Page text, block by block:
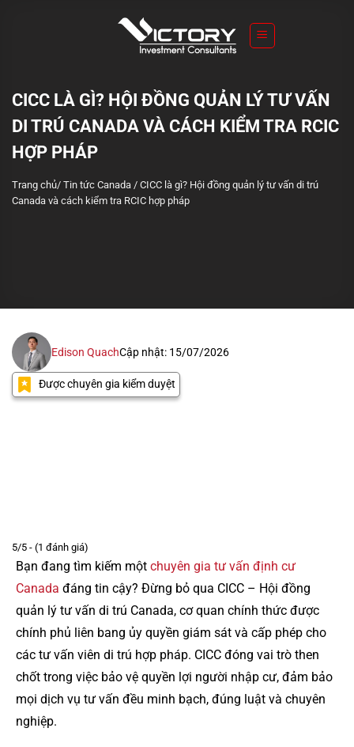
CICC LÀ GÌ? HỘI ĐỒNG QUẢN LÝ TƯ VẤN
DI TRÚ CANADA VÀ CÁCH KIỂM TRA RCIC
HỢP PHÁP
Trang chủ/ Tin tức Canada / CICC là gì? Hội đồng quản lý tư vấn di trú
Canada và cách kiểm tra RCIC hợp pháp
Edison QuachCập nhật: 15/07/2026
Được chuyên gia kiểm duyệt
5/5 - (1 đánh giá)
Bạn đang tìm kiếm một chuyên gia tư vấn định cư
Canada đáng tin cậy? Đừng bỏ qua CICC – Hội đồng
quản lý tư vấn di trú Canada, cơ quan chính thức được
chính phủ liên bang ủy quyền giám sát và cấp phép cho
các tư vấn viên di trú hợp pháp. CICC đóng vai trò then
chốt trong việc bảo vệ quyền lợi người nhập cư, đảm bảo
mọi dịch vụ tư vấn đều minh bạch, đúng luật và chuyên
nghiệp.